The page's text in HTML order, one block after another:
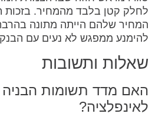
לחלק קטן בלבד מהמחיר.
המחיר שלהם הייתה מתונה
להימנע ממפגש לא נעים עם
שאלות ותשובות
האם מדד תשומות הבניה
לאינפלציה?